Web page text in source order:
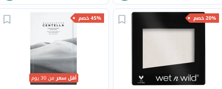
20% خصم 45% خصم
أقل سعرمن 30 يوم